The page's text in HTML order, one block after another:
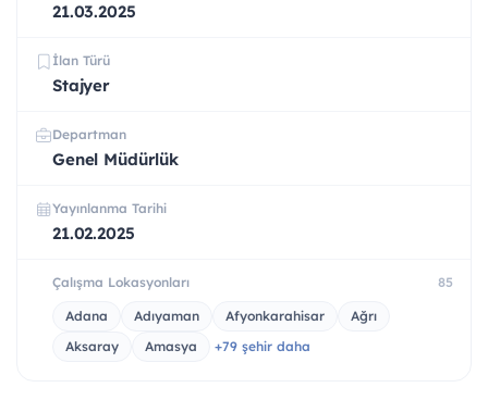
21.03.2025
İlan Türü
Stajyer
Departman
Genel Müdürlük
Yayınlanma Tarihi
21.02.2025
Çalışma Lokasyonları 85
Adana Adıyaman Afyonkarahisar
Ağrı
Aksaray
Amasya +79 şehir daha